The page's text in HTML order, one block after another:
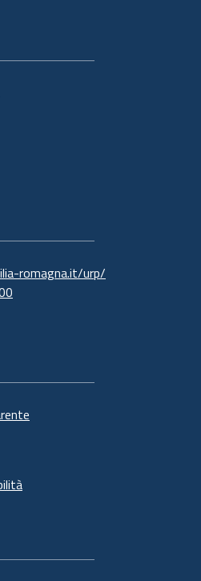
romagna.it/urp/